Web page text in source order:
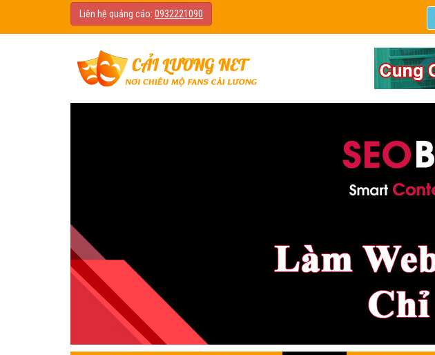
Liên hệ quảng cáo: 0932221090